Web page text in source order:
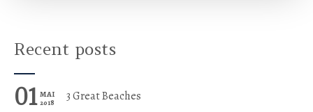
Recent posts
01 MAI
2018 3 Great Beaches